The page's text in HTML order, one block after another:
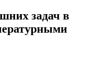
задач в